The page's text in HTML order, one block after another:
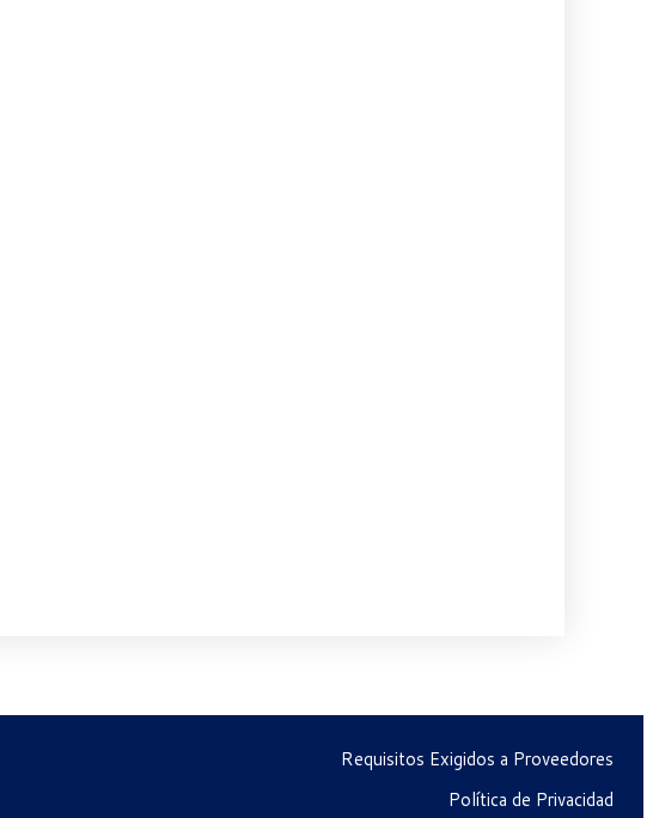
Requisitos Exigidos a Proveedores
Política de Privacidad